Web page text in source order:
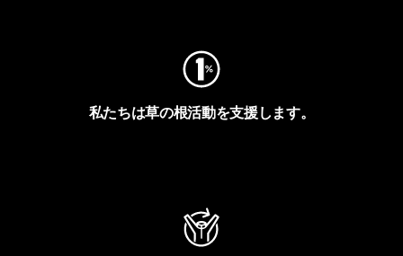
私たちは草の根活動を支援します。